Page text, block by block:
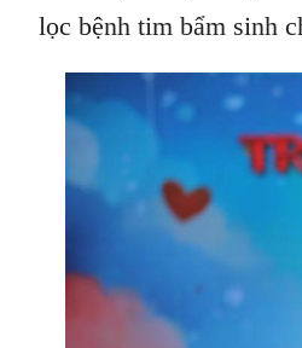
lọc bệnh tim bẩm sinh